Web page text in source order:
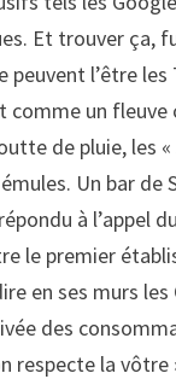
Et trouver ça,
l’être les
comme un fleuve
de pluie, les
Un bar de
à l’appel
le premier
en ses murs les
des
respecte la